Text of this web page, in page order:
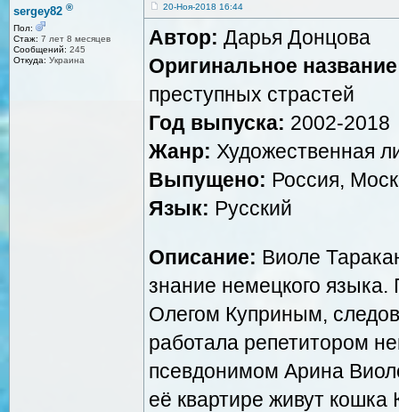
sergey82 ®
Пол:
Стаж: 7 лет 8 месяцев
Сообщений: 245
Откуда: Украина
20-Ноя-2018 16:44
Автор: Дарья Донцова
Оригинальное
преступных страстей
Год выпуска: 2002-2018
Жанр: Художественная
Выпущено: Россия,
Язык: Русский
Описание: Виоле
знание немецкого
Олегом Куприным,
работала репетитором
псевдонимом Арина
её квартире живут кошка